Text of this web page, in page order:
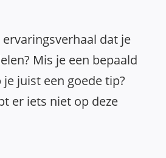
ervaringsverhaal dat je
Mis je een bepaald
juist een goede tip?
er iets niet op deze